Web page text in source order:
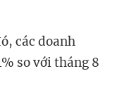
các doanh
so với tháng 8